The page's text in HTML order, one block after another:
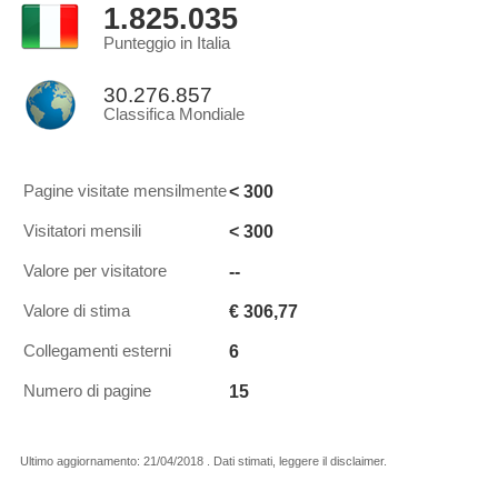
1.825.035
Punteggio in Italia
30.276.857
Classifica Mondiale
Pagine visitate mensilmente< 300
Visitatori mensili < 300
Valore per visitatore --
Valore di stima € 306,77
Collegamenti esterni 6
Numero di pagine 15
Ultimo aggiornamento: 21/04/2018 . Dati stimati, leggere il disclaimer.